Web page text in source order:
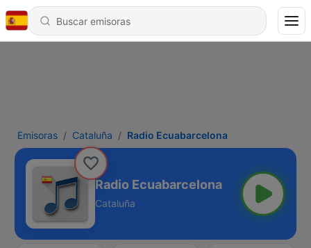
Emisoras Cataluña Radio Ecuabarcelona
Radio Ecuabarcelona
Cataluña